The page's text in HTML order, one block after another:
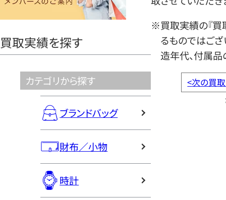
買取実績を探す
カテゴリから探す
ブランドバッグ
財布／小物
時計
※買取実績の『買
るものではござ
造年代、付属品
<次の買